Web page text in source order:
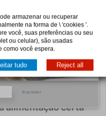
Inscrever
alimentação certa
armazenar ou recuperar
na forma de \ 'cookies '.
você, suas preferências ou seu
ou celular), são usadas
como você espera.
tudo Reject all